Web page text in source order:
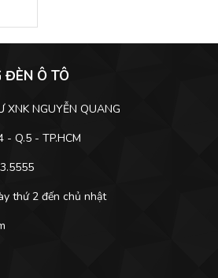
ĐÈN Ô TÔ
NGUYỄN QUANG
- Q.5 - TP.HCM
thứ 2 đến chủ nhật